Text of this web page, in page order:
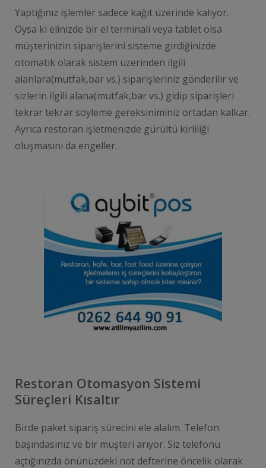
Yaptığınız işlemler sadece kağıt üzerinde kalıyor.
Oysa ki elinizde bir el terminali veya tablet olsa
müşterinizin siparişlerini sisteme girdiğinizde
otomatik olarak sistem üzerinden ilgili
alanlara(mutfak,bar vs.) siparişleriniz gönderilir ve
sizlerin ilgili alana(mutfak,bar vs.) gidip siparişleri
tekrar tekrar söyleme gereksiniminiz ortadan kalkar.
Ayrıca restoran işletmenizde gürültü kirliliği
oluşmasını da engeller.
Restoran Otomasyon Sistemi
Süreçleri Kısaltır
Birde paket sipariş sürecini ele alalım. Telefon
başındasınız ve bir müşteri arıyor. Siz telefonu
açtığınızda önünüzdeki not defterine öncelik olarak